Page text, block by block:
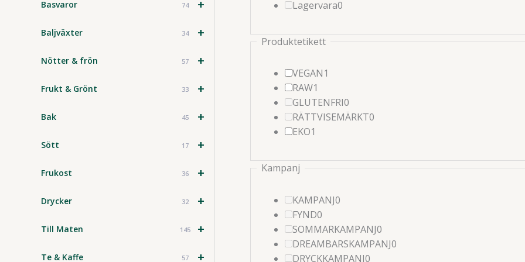
+
Basvaror 74
+
Baljväxter 34
+
Nötter & frön 57
+
Frukt & Grönt 33
+
Bak 45
+
Sött 17
+
Frukost 36
+
Drycker 32
+
Till Maten 145
+
Te & Kaffe 57
Lagervara0
Produktetikett
VEGAN1
RAW1
produkter
GLUTENFRI0
produkter
RÄTTVISEMÄRKT0
EKO1
Kampanj
KAMPANJ0
FYND0
produkter
SOMMARKAMPANJ0
produkter
DREAMBARSKAMPANJ0
DRYCKKAMPANJ0